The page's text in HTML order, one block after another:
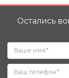
Остались